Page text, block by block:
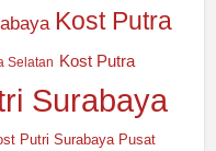
Kost Putra
Selatan Kost Putra
Surabaya
Putri Surabaya Pusat